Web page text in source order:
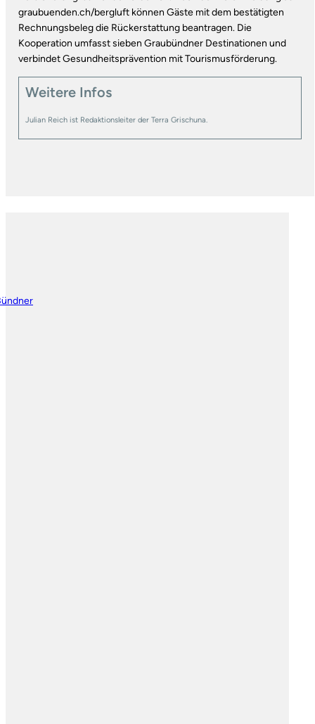
graubuenden.ch/bergluft können Gäste mit dem bestätigten
Rechnungsbeleg die Rückerstattung beantragen. Die
Kooperation umfasst sieben Graubündner Destinationen und
verbindet Gesundheitsprävention mit Tourismusförderung.
Weitere Infos
Julian Reich ist Redaktionsleiter der Terra Grischuna.